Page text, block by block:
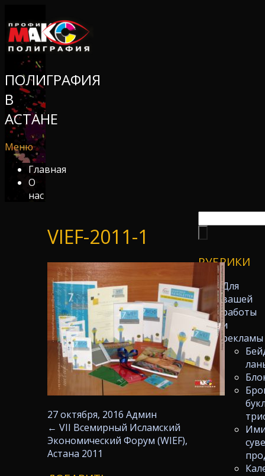
ПОЛИГРАФИЯ
В
АСТАНЕ
Меню
Главная
О
нас
РУБРИКИ
Для
вашей
работы
и
рекламы
VIEF-2011-1
27 октября, 2016 Админ
← VII Всемирный Исламский
Экономический Форум (WIEF),
Астана 2011